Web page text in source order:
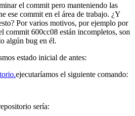
el commit pero manteniendo las
ese commit en el área de trabajo. ¿Y
Por varios motivos, por ejemplo por
commit 600cc08 están incompletos, son
algún bug en él.
estado inicial de antes:
ejecutaríamos el siguiente comando:
sería: